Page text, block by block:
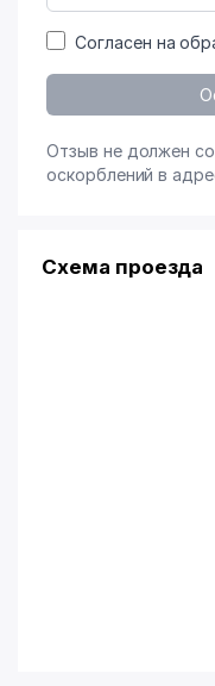
Согласен на
Отзыв не должен
оскорблений в
Схема проезда